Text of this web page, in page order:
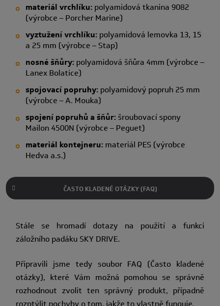
materiál vrchlíku:polyamidová tkanina 9082
(výrobce – Porcher Marine)
vyztužení vrchlíku:polyamidová lemovka 13, 15
a 25 mm (výrobce – Stap)
nosné šňůry: polyamidová šňůra 4mm (výrobce –
Lanex Bolatice)
spojovací popruhy: polyamidový popruh 25 mm
(výrobce – A. Mouka)
spojení popruhů a šňůr:šroubovací spony
Mailon 4500N (výrobce – Peguet)
materiál kontejneru: materiál PES (výrobce
Hedva a.s.)
ČASTO KLADENÉ OTÁZKY (FAQ)
Stále se hromadí dotazy na použití a funkci
záložního padáku SKY DRIVE.
Připravili jsme tedy soubor FAQ (Často kladené
otázky), které Vám možná pomohou se správně
rozhodnout zvolit ten správný produkt, případně
rozptýlit pochyby o tom, jakže to vlastně funguje.